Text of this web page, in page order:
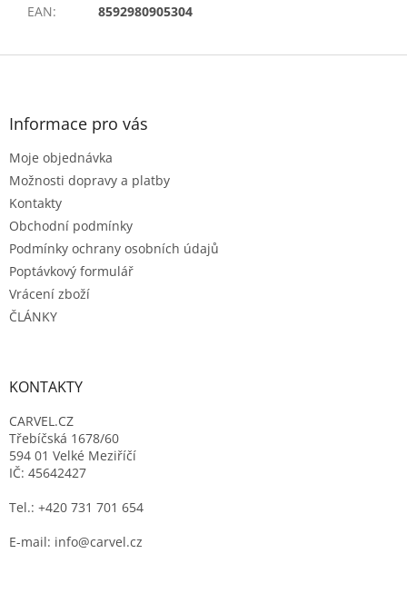
EAN: 8592980905304
Z
Informace pro vás
Moje objednávka
Možnosti dopravy a platby
Kontakty
Obchodní podmínky
Podmínky ochrany osobních údajů
Poptávkový formulář
Vrácení zboží
ČLÁNKY
KONTAKTY
CARVEL.CZ
Třebíčská 1678/60
594 01 Velké Meziříčí
IČ: 45642427
Tel.: +420 731 701 654
E-mail: info@carvel.cz